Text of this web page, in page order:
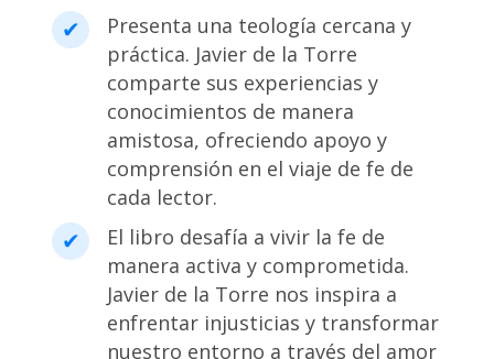
Presenta una teología cercana y
práctica. Javier de la Torre
comparte sus experiencias y
conocimientos de manera
amistosa, ofreciendo apoyo y
comprensión en el viaje de fe de
cada lector.
El libro desafía a vivir la fe de
manera activa y comprometida.
Javier de la Torre nos inspira a
enfrentar injusticias y transformar
nuestro entorno a través del amor